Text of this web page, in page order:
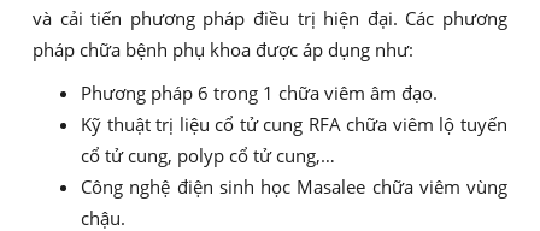
và cải tiến phương pháp điều trị hiện đại. Các phương
pháp chữa bệnh phụ khoa được áp dụng như:
Phương pháp 6 trong 1 chữa viêm âm đạo.
Kỹ thuật trị liệu cổ tử cung RFA chữa viêm lộ tuyến
cổ tử cung, polyp cổ tử cung,…
Công nghệ điện sinh học Masalee chữa viêm vùng
chậu.